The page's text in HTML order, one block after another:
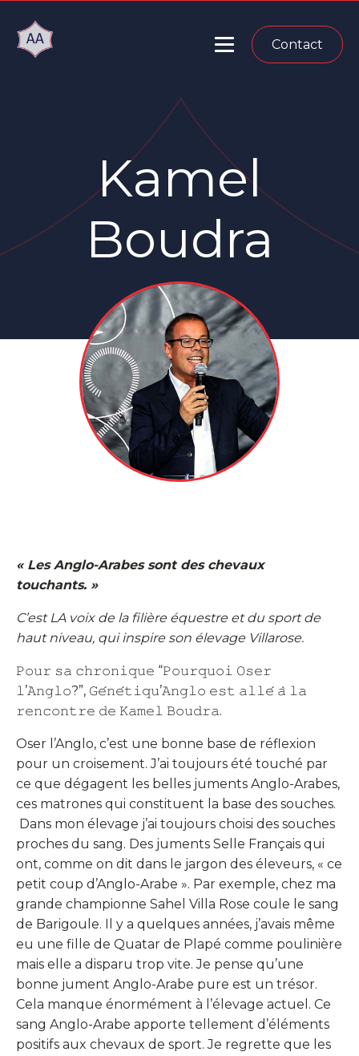
Contact
Kamel
Boudra
« Les Anglo-Arabes sont des chevaux
touchants. »
C’est LA voix de la filière équestre et du sport de
haut niveau, qui inspire son élevage Villarose.
𝙿𝚘𝚞𝚛 𝚜𝚊 𝚌𝚑𝚛𝚘𝚗𝚒𝚚𝚞𝚎 “𝙿𝚘𝚞𝚛𝚚𝚞𝚘𝚒 𝙾𝚜𝚎𝚛
𝚕’𝙰𝚗𝚐𝚕𝚘?”, 𝙶𝚎́𝚗𝚎́𝚝𝚒𝚚𝚞’𝙰𝚗𝚐𝚕𝚘 𝚎𝚜𝚝 𝚊𝚕𝚕𝚎́ 𝚊̀ 𝚕𝚊
𝚛𝚎𝚗𝚌𝚘𝚗𝚝𝚛𝚎 𝚍𝚎 𝙺𝚊𝚖𝚎𝚕 𝙱𝚘𝚞𝚍𝚛𝚊.
Oser l’Anglo, c’est une bonne base de réflexion
pour un croisement. J’ai toujours été touché par
ce que dégagent les belles juments Anglo-Arabes,
ces matrones qui constituent la base des souches.
Dans mon élevage j’ai toujours choisi des souches
proches du sang. Des juments Selle Français qui
ont, comme on dit dans le jargon des éleveurs, « ce
petit coup d’Anglo-Arabe ». Par exemple, chez ma
grande championne Sahel Villa Rose coule le sang
de Barigoule. Il y a quelques années, j’avais même
eu une fille de Quatar de Plapé comme poulinière
mais elle a disparu trop vite. Je pense qu’une
bonne jument Anglo-Arabe pure est un trésor.
Cela manque énormément à l’élevage actuel. Ce
sang Anglo-Arabe apporte tellement d’éléments
positifs aux chevaux de sport. Je regrette que les